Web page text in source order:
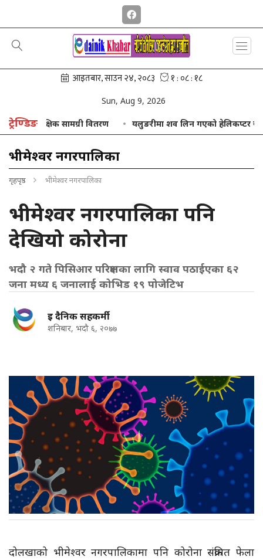
Sun, Aug 9, 2026
ट्रेण्डिङ
शैक्षिक सामग्री वितरण यलुङरीमा शव लिन गएको हेलिकप्टर खराब
भीमेश्वर नगरपालिका
गृहपृष्ठ भीमेश्वर नगरपालिका
भीमेश्वर नगरपालिका पनि
देखियो कोरोना
भदौ २ गते पिसिआर परिक्षणका लागि स्वाव पठाईएका ६२
जना मध्य ६ जनालाई कोभिड १९ पोजेटिभ
इ दैनिक सहकर्मी
शनिबार, भदौ ६, २०७७
दोलखाको भीमेश्वर नगरपालिकामा पनि कोरोना संक्रमित फेला